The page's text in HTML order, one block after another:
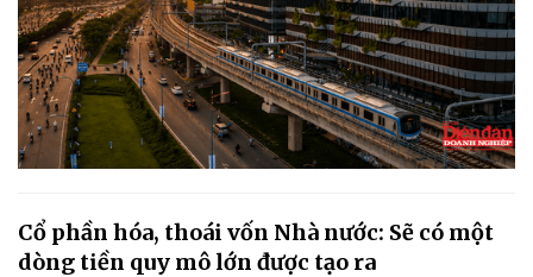
Cổ phần hóa, thoái vốn Nhà nước: Sẽ có một
dòng tiền quy mô lớn được tạo ra